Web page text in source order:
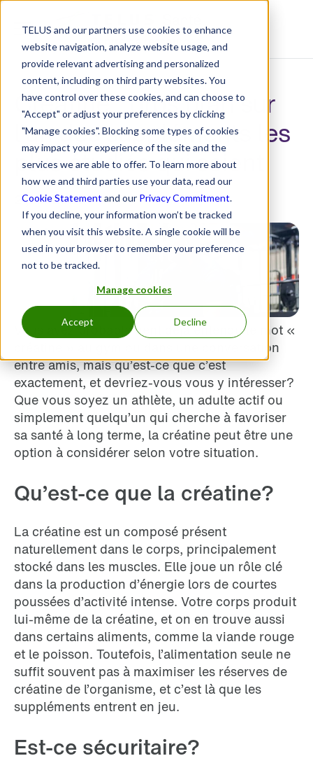
TELUS and our partners use cookies to enhance
website navigation, analyze website usage, and
provide relevant advertising and personalized
content, including on third party websites. You
have control over these cookies, and can choose to
"Accept" or adjust your preferences by clicking
"Manage cookies". Blocking some types of cookies
may impact your experience of the site and the
services we are able to offer. To learn more about
how we and third parties use your data, read our
Cookie Statement and our Privacy Commitment.
If you decline, your information won’t be tracked
when you visit this website. A single cookie will be
used in your browser to remember your preference
not to be tracked.
Manage cookies
Accept Decline
Centre de ressources
Créatine : gros plan sur
l’un des suppléments les
plus étudiés qui soient
2 juin 2026
Vous avez probablement déjà entendu le mot «
créatine » au gym ou dans une conversation
entre amis, mais qu’est-ce que c’est
exactement, et devriez-vous vous y intéresser?
Que vous soyez un athlète, un adulte actif ou
simplement quelqu’un qui cherche à favoriser
sa santé à long terme, la créatine peut être une
option à considérer selon votre situation.
Qu’est-ce que la créatine?
La créatine est un composé présent
naturellement dans le corps, principalement
stocké dans les muscles. Elle joue un rôle clé
dans la production d’énergie lors de courtes
poussées d’activité intense. Votre corps produit
lui-même de la créatine, et on en trouve aussi
dans certains aliments, comme la viande rouge
et le poisson. Toutefois, l’alimentation seule ne
suffit souvent pas à maximiser les réserves de
créatine de l’organisme, et c’est là que les
suppléments entrent en jeu.
Est-ce sécuritaire?